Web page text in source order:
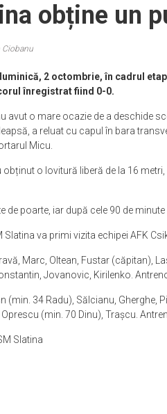
obține un
Ciobanu
2 octombrie, în cadrul
înregistrat fiind 0-0.
avut o mare ocazie de a deschide
a reluat cu capul în bara
Micu.
obținut o lovitură liberă de la 16
poarte, iar după cele 90 de
Slatina va primi vizita echipei AFK
Marc, Oltean, Fustar (căpitan),
Jovanovic, Kirilenko.
(min. 34 Radu), Sălcianu, Gherghe,
(min. 70 Dinu), Trașcu.
Slatina